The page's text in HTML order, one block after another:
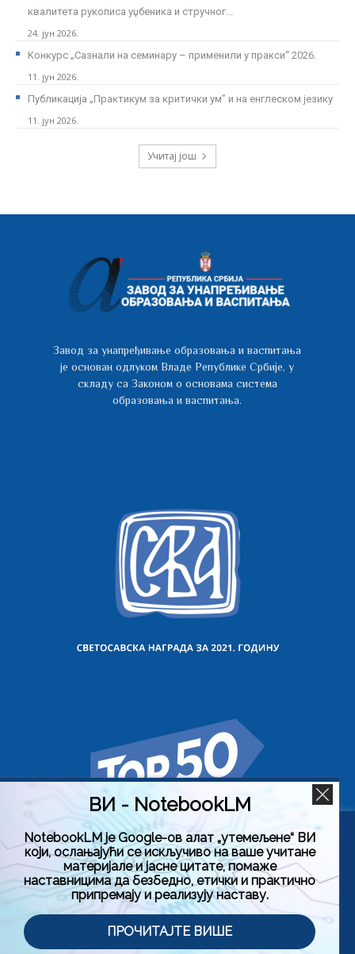
квалитета рукописа уџбеника и стручног...
24. јун 2026.
Kонкурс „Сазнали на семинару – применили у пракси“ 2026.
11. јун 2026.
Публикација „Практикум за критички ум” и на енглеском језику
11. јун 2026.
Учитај још
Завод за унапређивање образовања и васпитања
је основан одлуком Владе Републике Србије, у
складу са Законом о основама система
образовања и васпитања.
Политика приватности Услови коришћења (Лиценца)
Користимо колачиће на овој веб страници да бисмо вам
побољшали искуство коришћења нашег сајта тако што
ћемо запамтити ваше жељене поставке. Кликом на
„Прихвати све“, пристајете на употребу СВИХ колачића.
Међутим, можете да посетите „Подешавање колачића“
да бисте дали контролисану сагласност.
ВИ - NotebookLM
NotebookLM је Google-ов алат „утемељене“ ВИ
који, ослањајући се искључиво на ваше учитане
материјале и јасне цитате, помаже
наставницима да безбедно, етички и практично
припремају и реализују наставу.
ПРОЧИТАЈТЕ ВИШЕ